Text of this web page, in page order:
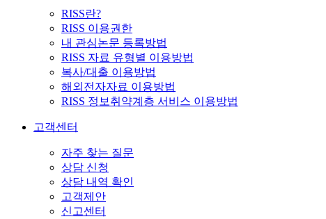
RISS란?
RISS 이용권한
내 관심논문 등록방법
RISS 자료 유형별 이용방법
복사/대출 이용방법
해외전자자료 이용방법
RISS 정보취약계층 서비스 이용방법
고객센터
자주 찾는 질문
상담 신청
상담 내역 확인
고객제안
신고센터